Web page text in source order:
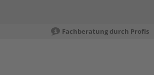
Fachberatung durch Profis